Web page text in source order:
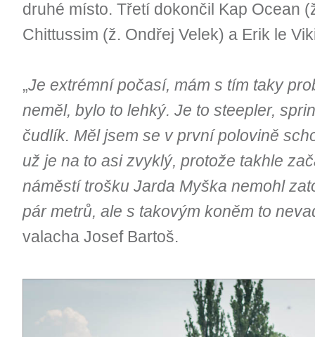
druhé místo. Třetí dokončil Kap Ocean
Chittussim (ž. Ondřej Velek) a Erik le
„Je extrémní počasí, mám s tím taky
neměl, bylo to lehký. Je to steepler,
čudlík. Měl jsem se v první polovině
už je na to asi zvyklý, protože takhle
náměstí trošku Jarda Myška nemohl
pár metrů, ale s takovým koněm to
valacha Josef Bartoš.